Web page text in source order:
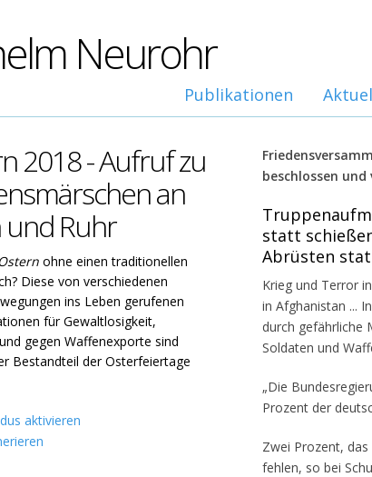
Neurohr
Publikationen
2018 - Aufruf zu
an
und Ruhr
ohne einen traditionellen
Diese von verschiedenen
ins Leben gerufenen
für Gewaltlosigkeit,
gegen Waffenexporte sind
Bestandteil der Osterfeiertage
aktivieren
beschlossen
statt
Abrüsten
Krieg und Terror
in Afghanistan ...
durch gefährliche
Soldaten und
„Die
Prozent der
Zwei Prozent,
fehlen, so bei